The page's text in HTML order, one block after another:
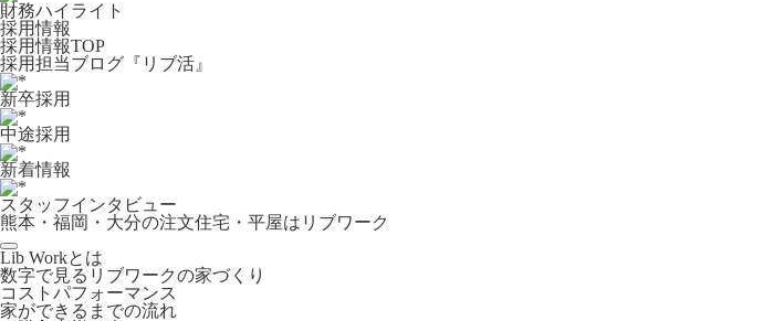
財務ハイライト
採用情報
採用情報TOP
採用担当ブログ『リブ活』
新卒採用
中途採用
新着情報
スタッフインタビュー
熊本・福岡・大分の注文住宅・平屋はリブワーク
Lib Workとは
数字で見るリブワークの家づくり
コストパフォーマンス
家ができるまでの流れ